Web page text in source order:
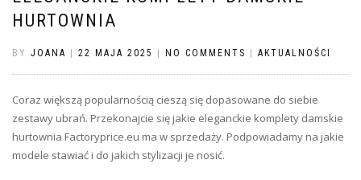
HURTOWNIA
BY JOANA 22 MAJA 2025 NO COMMENTS AKTUALNOŚCI
Coraz większą popularnością cieszą się dopasowane do siebie
zestawy ubrań. Przekonajcie się jakie eleganckie komplety damskie
hurtownia Factoryprice.eu ma w sprzedaży. Podpowiadamy na jakie
modele stawiać i do jakich stylizacji je nosić.